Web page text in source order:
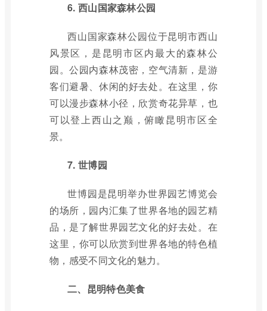
6. 西山国家森林公园
西山国家森林公园位于昆明市西山
风景区，是昆明市区内最大的森林公
园。公园内森林茂密，空气清新，是游
客们避暑、休闲的好去处。在这里，你
可以漫步森林小径，欣赏奇花异草，也
可以登上西山之巅，俯瞰昆明市区全
景。
7. 世博园
世博园是昆明举办世界园艺博览会
的场所，园内汇集了世界各地的园艺精
品，是了解世界园艺文化的好去处。在
这里，你可以欣赏到世界各地的特色植
物，感受不同文化的魅力。
二、昆明特色美食